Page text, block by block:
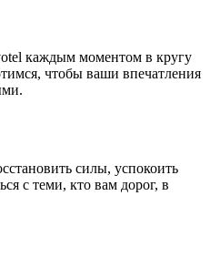
каждым моментом в кругу
чтобы ваши впечатления
силы, успокоить
с теми, кто вам дорог, в